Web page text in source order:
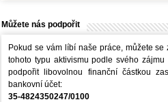
Můžete nás podpořit
Pokud se vám líbí naše práce, můžete se
tohoto typu aktivismu podle svého zájmu
podpořit libovolnou finanční částkou
bankovní účet:
35-4824350247/0100